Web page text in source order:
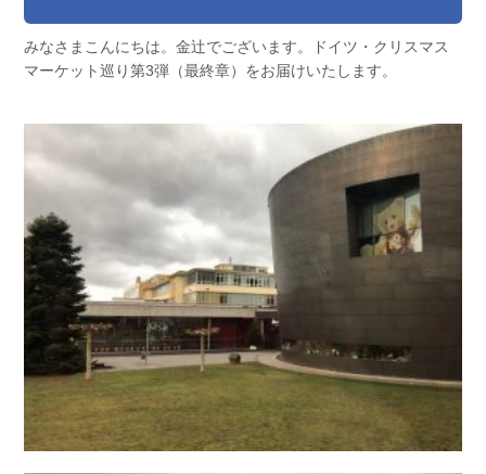
みなさまこんにちは。金辻でございます。ドイツ・クリスマス
マーケット巡り第3弾（最終章）をお届けいたします。